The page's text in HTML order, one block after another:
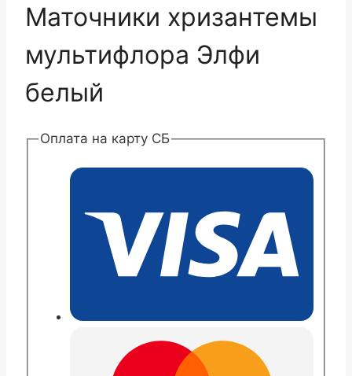
Маточники хризантемы
мультифлора Элфи
белый
Оплата на карту СБ